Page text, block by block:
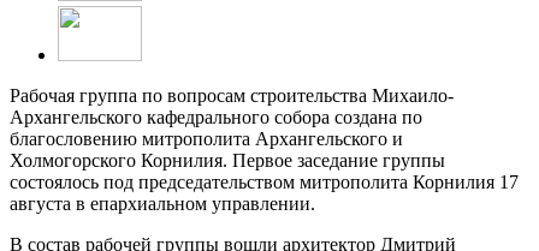
Рабочая группа по вопросам строительства Михаило-
Архангельского кафедрального собора создана по
благословению митрополита Архангельского и
Холмогорского Корнилия. Первое заседание группы
состоялось под председательством митрополита Корнилия 17
августа в епархиальном управлении.
В состав рабочей группы вошли архитектор Дмитрий